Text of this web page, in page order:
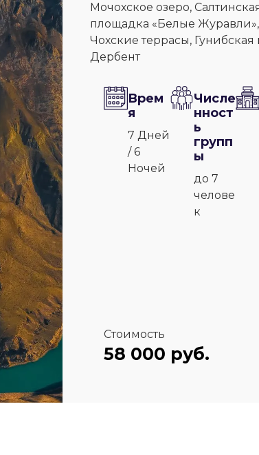
Мочохское озеро,
площадка «Белые
Чохские террасы,
Дербент
Врем
я
7 Дней
/ 6
Ночей
Числе
нност
ь
групп
ы
до 7
челове
к
Стоимость
58 000 руб.